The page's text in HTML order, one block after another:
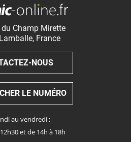
Champ Mirette
Lamballe, France
NOUS
LE NUMÉRO
au vendredi :
et de 14h à 18h